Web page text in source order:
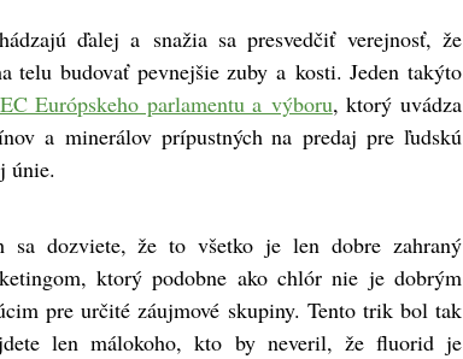
ďalej a snažia sa presvedčiť verejnosť, že
telu budovať pevnejšie zuby a kosti. Jeden takýto
Európskeho parlamentu a výboru, ktorý uvádza
a minerálov prípustných na predaj pre ľudskú
únie.
sa dozviete, že to všetko je len dobre zahraný
ktorý podobne ako chlór nie je dobrým
pre určité záujmové skupiny. Tento trik bol tak
len málokoho, kto by neveril, že fluorid je